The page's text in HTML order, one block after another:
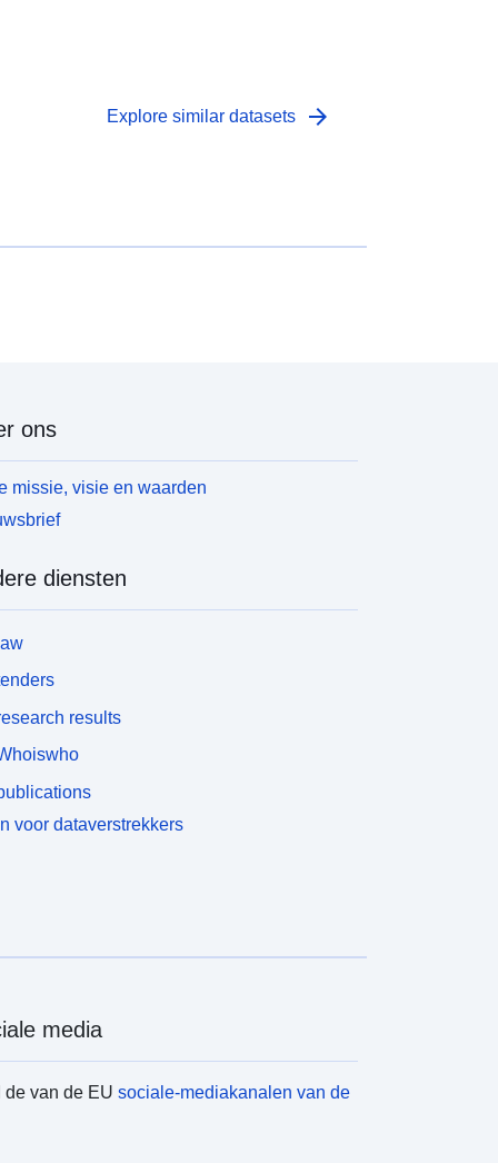
Explore similar datasets arrow_forward
ons
missie, visie en waarden
diensten
results
voor dataverstrekkers
media
de van de EUsociale-mediakanalen van de